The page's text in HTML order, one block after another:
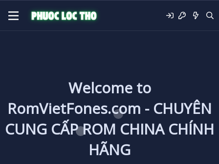
Welcome to
RomVietFones.com - CHUYÊN
CUNG CẤP ROM CHINA CHÍNH
HÃNG